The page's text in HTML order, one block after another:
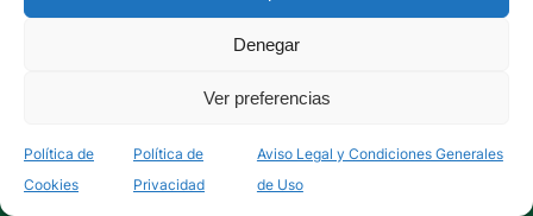
Denegar
Ver preferencias
Política de
Cookies
Política de
Privacidad
Aviso Legal y Condiciones Generales
de Uso